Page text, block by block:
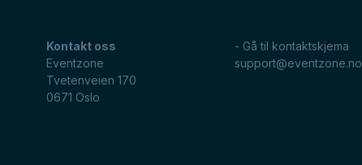
Kontakt oss
Eventzone
Tvetenveien 170
0671 Oslo
- Gå til kontaktskjema
support@eventzone.no